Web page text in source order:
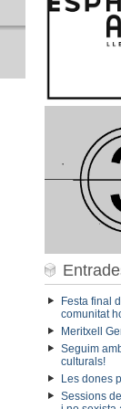
Festa final
comunitat
Meritxell
Seguim
culturals!
Les dones
Sessions